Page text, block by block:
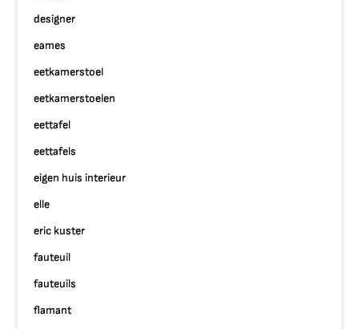
designer
eames
eetkamerstoel
eetkamerstoelen
eettafel
eettafels
eigen huis interieur
elle
eric kuster
fauteuil
fauteuils
flamant